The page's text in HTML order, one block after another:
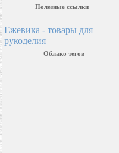
Полезные ссылки
Ежевика - товары для
рукоделия
Облако тегов